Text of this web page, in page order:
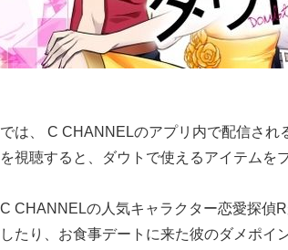
は、 C CHANNELのアプリ内で配信され
視聴すると、ダウトで使えるアイテムを
CHANNELの人気キャラクター恋愛探偵
たり、お食事デートに来た彼のダメポイ